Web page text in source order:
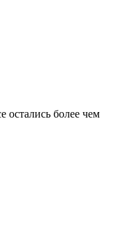
остались более чем